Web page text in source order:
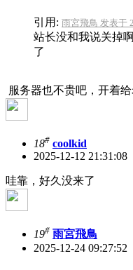
引用: 雨宮飛鳥 发表于
站长没和我说关掉
了
服务器也不贵吧，开着
18# coolkid
2025-12-12 21:31:08
哇靠，好久没来了
19# 雨宮飛鳥
2025-12-24 09:27:52